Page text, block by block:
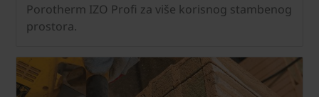
Porotherm IZO Profi za više korisnog stambenog
prostora.